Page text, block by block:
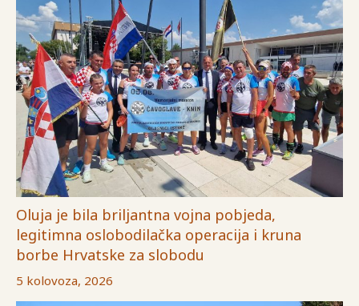
Oluja je bila briljantna vojna pobjeda,
legitimna oslobodilačka operacija i kruna
borbe Hrvatske za slobodu
5 kolovoza, 2026